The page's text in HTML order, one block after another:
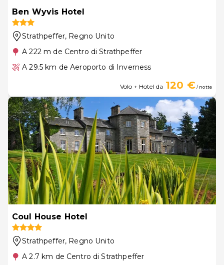
Ben Wyvis Hotel
Strathpeffer, Regno Unito
A 222 m de Centro di Strathpeffer
A 29.5 km de Aeroporto di Inverness
Volo + Hotel da 120 €/ notte
Coul House Hotel
Strathpeffer, Regno Unito
A 2.7 km de Centro di Strathpeffer